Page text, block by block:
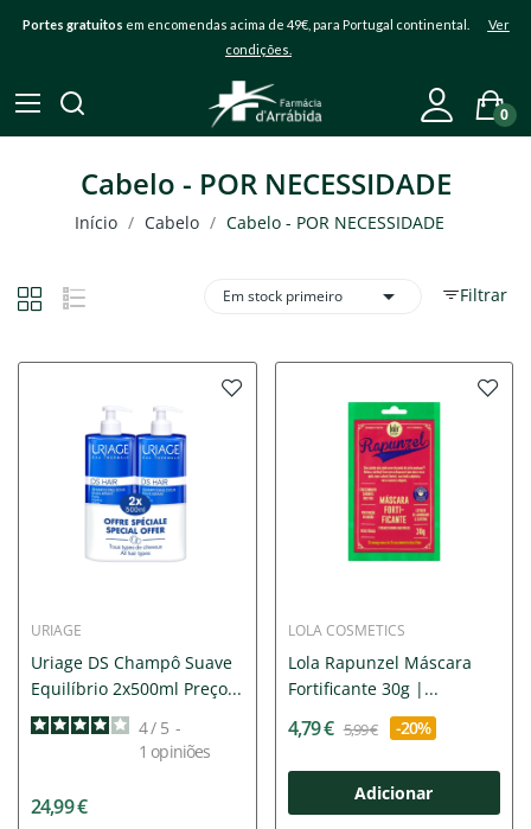
Portes gratuitos em encomendas acima de 49€, para Portugal continental. Ver
condições.
0
Cabelo - POR NECESSIDADE
Início Cabelo Cabelo - POR NECESSIDADE
Filtrar
Em stock primeiro 
URIAGE
Uriage DS Champô Suave
Equilíbrio 2x500ml Preço...
4/ 5 -
1 opiniões
24,99 €
LOLA COSMETICS
Lola Rapunzel Máscara
Fortificante 30g |...
4,79 € 5,99 € -20%
Adicionar